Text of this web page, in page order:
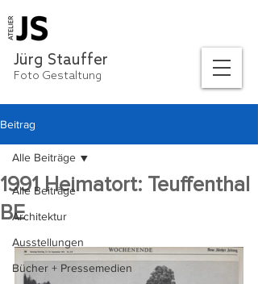
Jürg Stauffer
Foto Gestaltung
Beitrag
Alle Beiträge
Architektur
Ausstellungen
Bücher + Pressemedien
Alle Beiträge
1991 Heimatort: Teuffenthal
BE